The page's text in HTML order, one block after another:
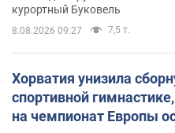
курортный Буковель
8.08.2026 09:27 7,5 т.
Хорватия унизила
спортивной
на чемпионат Европы